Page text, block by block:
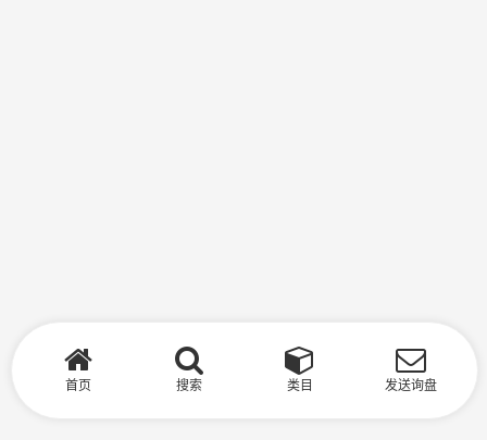
首页 搜索 类目 发送询盘